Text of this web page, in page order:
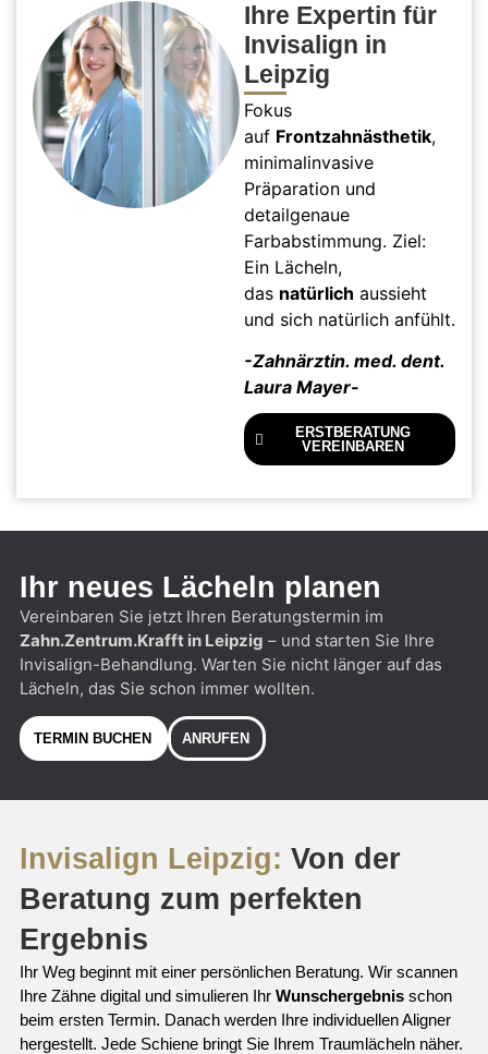
Ihre Expertin für
Invisalign in
Leipzig
Fokus
auf Frontzahnästhetik,
minimalinvasive
Präparation und
detailgenaue
Farbabstimmung. Ziel:
Ein Lächeln,
das natürlich aussieht
und sich natürlich anfühlt.
-Zahnärztin. med. dent.
Laura Mayer-
ERSTBERATUNG
VEREINBAREN
Ihr neues Lächeln planen
Vereinbaren Sie jetzt Ihren Beratungstermin im
Zahn.Zentrum.Krafft in Leipzig – und starten Sie Ihre
Invisalign-Behandlung. Warten Sie nicht länger auf das
Lächeln, das Sie schon immer wollten.
TERMIN BUCHEN ANRUFEN
Invisalign Leipzig: Von der
Beratung zum perfekten
Ergebnis
Ihr Weg beginnt mit einer persönlichen Beratung. Wir scannen
Ihre Zähne digital und simulieren Ihr Wunschergebnisschon
beim ersten Termin. Danach werden Ihre individuellen Aligner
hergestellt. Jede Schiene bringt Sie Ihrem Traumlächeln näher.